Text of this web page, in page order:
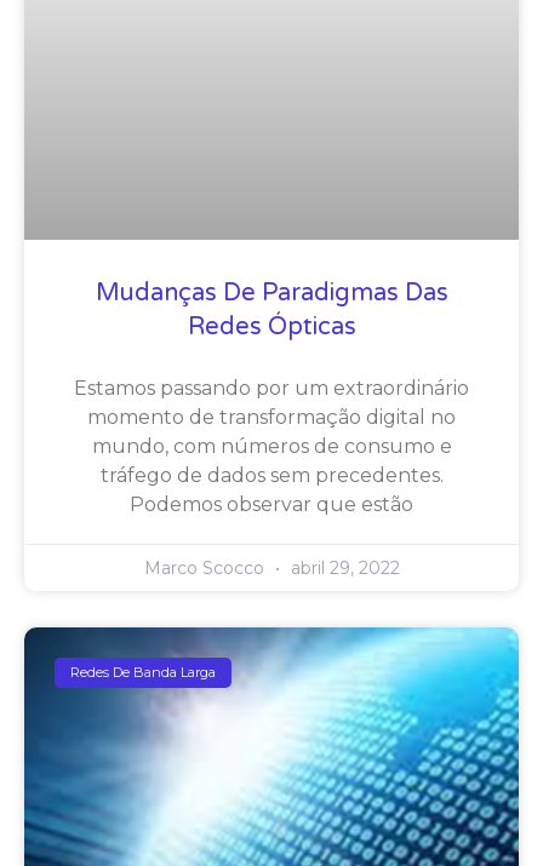
Mudanças De Paradigmas Das
Redes Ópticas
Estamos passando por um extraordinário
momento de transformação digital no
mundo, com números de consumo e
tráfego de dados sem precedentes.
Podemos observar que estão
Marco Scocco abril 29, 2022
Redes De Banda Larga